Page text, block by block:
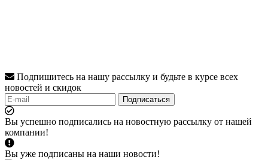
Подпишитесь на нашу рассылку и будьте в курсе всех
новостей и скидок
Подписаться
Вы успешно подписались на новостную рассылку от нашей
компании!
Вы уже подписаны на наши новости!